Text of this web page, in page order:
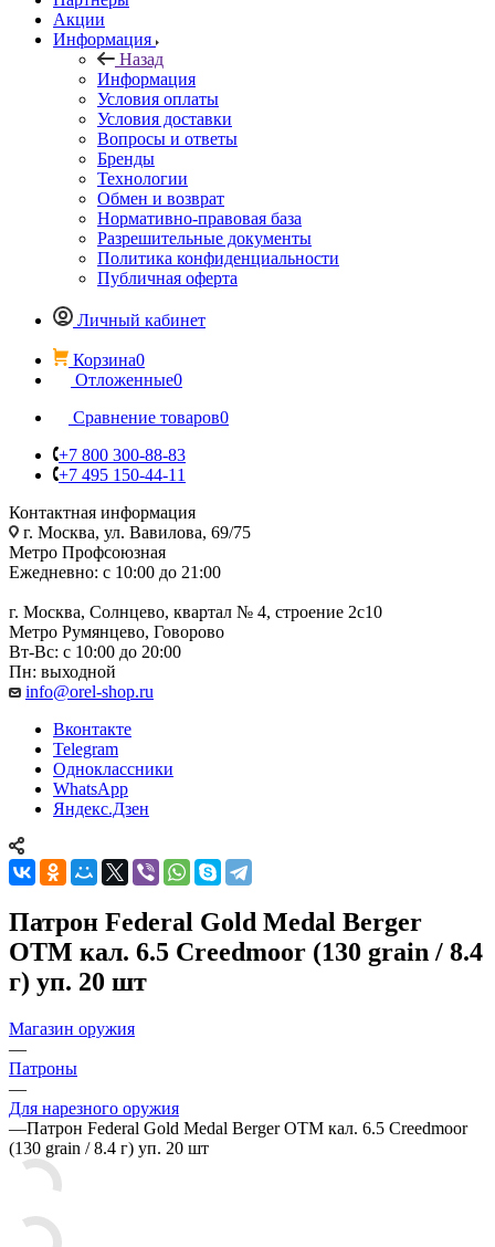
Акции
Информация
Назад
Информация
Условия оплаты
Условия доставки
Вопросы и ответы
Бренды
Технологии
Обмен и возврат
Нормативно-правовая база
Разрешительные документы
Политика конфиденциальности
Публичная оферта
Личный кабинет
Корзина0
Отложенные0
Сравнение товаров0
+7 800 300-88-83
+7 495 150-44-11
Контактная информация
г. Москва, ул. Вавилова, 69/75
Метро Профсоюзная
Ежедневно: с 10:00 до 21:00
г. Москва, Солнцево, квартал № 4, строение 2с10
Метро Румянцево, Говорово
Вт-Вс: с 10:00 до 20:00
Пн: выходной
info@orel-shop.ru
Вконтакте
Telegram
Одноклассники
WhatsApp
Яндекс.Дзен
Патрон Federal Gold Medal Berger
OTM кал. 6.5 Creedmoor (130 grain / 8.4
г) уп. 20 шт
Магазин оружия
—
Патроны
—
Для нарезного оружия
—Патрон Federal Gold Medal Berger OTM кал. 6.5 Creedmoor
(130 grain / 8.4 г) уп. 20 шт